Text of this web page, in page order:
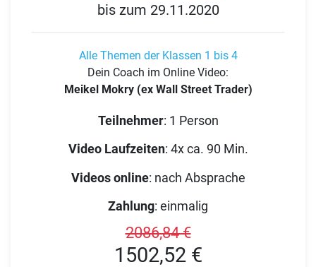
bis zum 29.11.2020
Alle Themen der Klassen 1 bis 4
Dein Coach im Online Video:
Meikel Mokry (ex Wall Street Trader)
Teilnehmer: 1 Person
Video Laufzeiten: 4x ca. 90 Min.
Videos online: nach Absprache
Zahlung: einmalig
2086,84 €
1502,52 €